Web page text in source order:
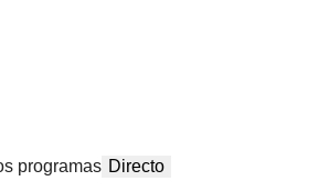
programas Directo